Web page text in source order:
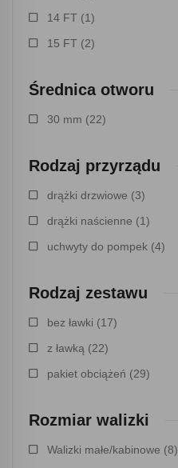
14 FT (1)
15 FT (2)
Średnica otworu
30 mm (22)
Rodzaj przyrządu
drążki drzwiowe (3)
drążki naścienne (1)
uchwyty do pompek (4)
Rodzaj zestawu
bez ławki (17)
z ławką (22)
pakiet obciążeń (29)
Rozmiar walizki
Walizki małe/kabinowe (8)